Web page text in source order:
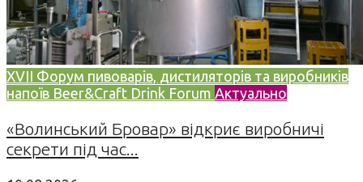
XVII Форум пивоварів, дистиляторів та виробників
напоїв Beer&Craft Drink Forum Актуально
«Волинський Бровар» відкриє виробничі
секрети під час...